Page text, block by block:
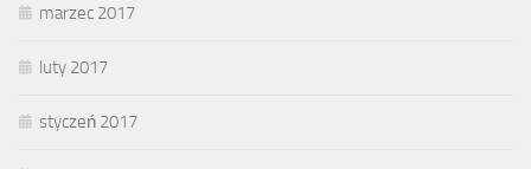
marzec 2017
luty 2017
styczeń 2017